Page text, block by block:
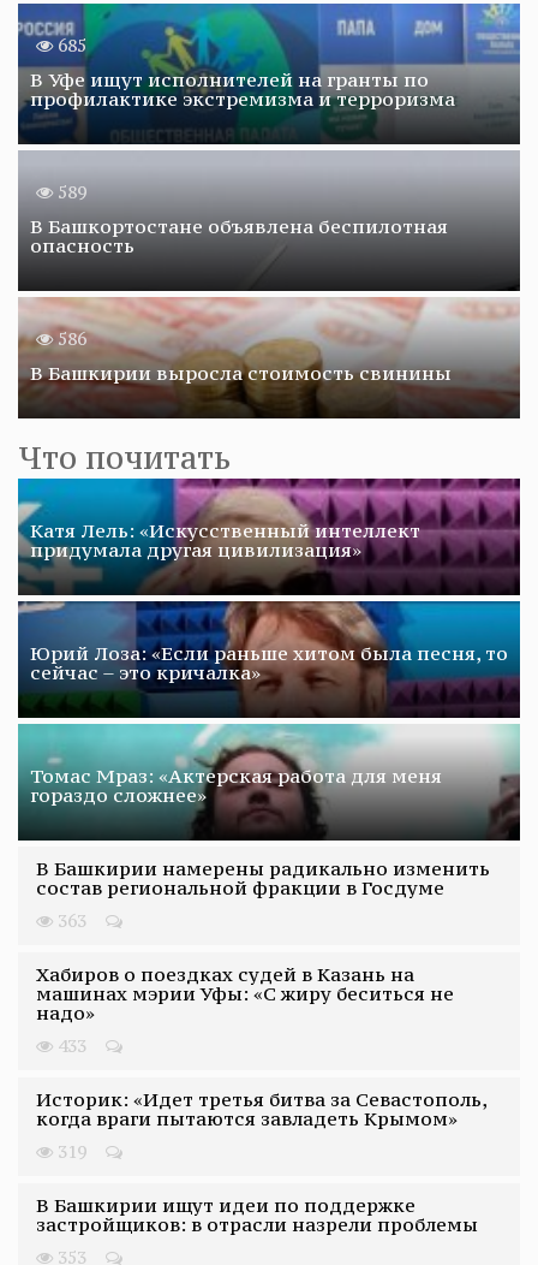
685
В Уфе ищут исполнителей на гранты по
профилактике экстремизма и терроризма
589
В Башкортостане объявлена беспилотная
опасность
586
В Башкирии выросла стоимость свинины
Что почитать
Катя Лель: «Искусственный интеллект
придумала другая цивилизация»
Юрий Лоза: «Если раньше хитом была песня, то
сейчас – это кричалка»
Томас Мраз: «Актерская работа для меня
гораздо сложнее»
В Башкирии намерены радикально изменить
состав региональной фракции в Госдуме
363
Хабиров о поездках судей в Казань на
машинах мэрии Уфы: «С жиру беситься не
надо»
433
Историк: «Идет третья битва за Севастополь,
когда враги пытаются завладеть Крымом»
319
В Башкирии ищут идеи по поддержке
застройщиков: в отрасли назрели проблемы
353